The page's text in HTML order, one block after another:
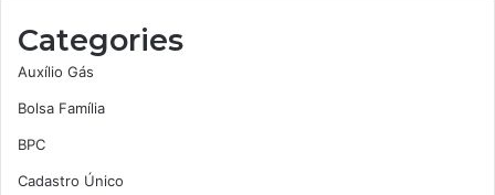
Categories
Auxílio Gás
Bolsa Família
BPC
Cadastro Único